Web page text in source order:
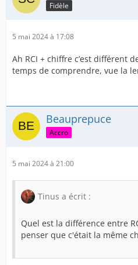
Fidèle
5 mai 2024 à 17:08
Ah RCI + chiffre c’est différent
temps de comprendre, vue la
Beauprepuce
Accro
5 mai 2024 à 21:00
Tinus a écrit :
Quel est la différence entre
penser que c'était la même